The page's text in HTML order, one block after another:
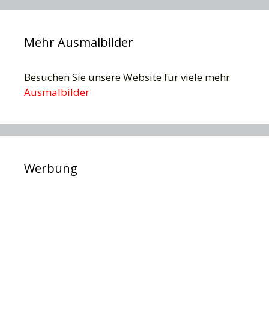
Mehr Ausmalbilder
Besuchen Sie unsere Website für viele mehr
Ausmalbilder
Werbung